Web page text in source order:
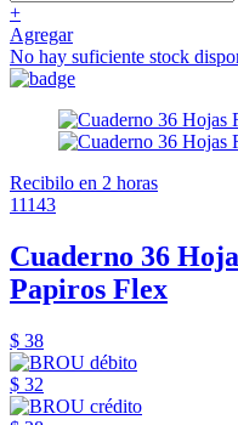
+
Agregar
No hay suficiente stock
Recibilo en 2 horas
11143
Cuaderno 36
Papiros Flex
$ 38
$ 32